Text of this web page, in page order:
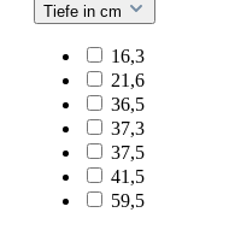
Tiefe in cm
16,3
21,6
36,5
37,3
37,5
41,5
59,5